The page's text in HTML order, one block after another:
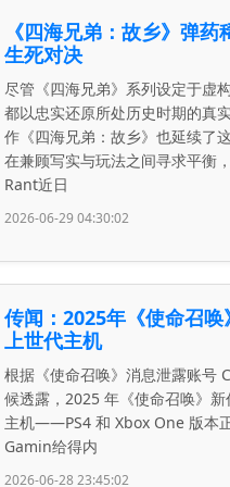
《四海兄弟：故乡》弹
生死对决
尽管《四海兄弟》系列设定于虚
都以忠实还原所处历史时期的真
作《四海兄弟：故乡》也延续了
在兼顾写实与玩法之间寻求平衡
Rant近日
2026-06-29 04:30:02
传闻：2025年《使命召
上世代主机
根据《使命召唤》消息泄露账号
候透露，2025 年《使命召唤》
主机——PS4 和 Xbox One 版本
Gamin给得内
2026-06-28 23:45:02